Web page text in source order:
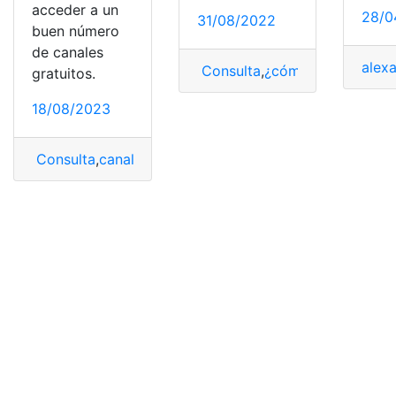
acceder a un
buen número
de canales
gratuitos.
18/08/2023
Consulta,canales
31/08/2022
Consulta,¿cómo lo hago?,
28/
alexa